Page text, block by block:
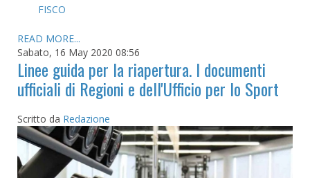
FISCO
READ MORE...
Sabato, 16 May 2020 08:56
Linee guida per la riapertura. I documenti
ufficiali di Regioni e dell'Ufficio per lo Sport
Scritto da Redazione